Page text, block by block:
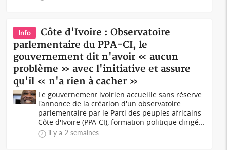
Info
Côte d'Ivoire : Observatoire
parlementaire du PPA-CI, le
gouvernement dit n'avoir « aucun
problème » avec l'initiative et assure
qu'il « n'a rien à cacher »
Le gouvernement ivoirien accueille sans réserve
l'annonce de la création d'un observatoire
parlementaire par le Parti des peuples africains-
Côte d'Ivoire (PPA-CI), formation politique dirigé...
il y a 2 semaines